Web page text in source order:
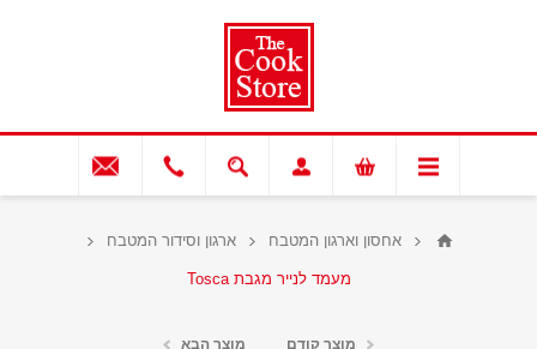
אחסון וארגון המטבח ארגון וסידור המטבח
מעמד לנייר מגבת Tosca
מוצר קודם מוצר הבא